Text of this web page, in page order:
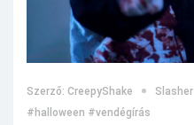
Szerző: CreepyShake Slasher
#halloween #vendégírás